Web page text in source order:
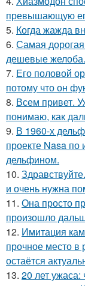
превышающую
5. Когда жажда
6. Самая
дешевые желоба.
7. Его половой
потому что он
8. Всем привет.
понимаю, как
9. В 1960-х
проекте Nasa
дельфином.
10.
и очень нужна
11. Она просто
произошло
12. Имитация
прочное место в
остаётся
13. 20 лет